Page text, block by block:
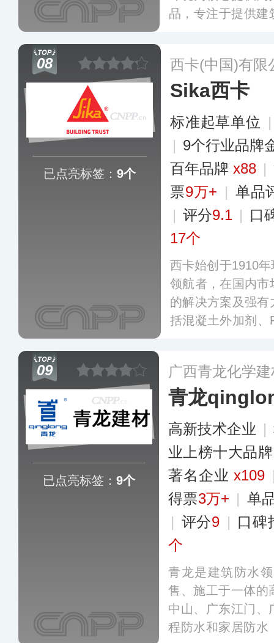
品，专注于提供建
程业务为辅，在
店。更多
08
已点亮标签： 9个
西卡(中国)有限
Sika西卡
标准起草单位
| 9个行业品牌
百年品牌x88 |
票9万+ | 单品
| 评分9.1 | 口
17个
西卡始创于1910
领航者，在国内
的解决方案及强
括混凝土外加剂、
业制造领域提供
汽车维修、交通
降噪和结构加固
供防水密封解决
提供创新设计和系
09
已点亮标签： 9个
广西青龙化学
青龙
高新技术企业 |
业上榜十大品牌
著名企业x109
得票3万+ | 单
| 评分9 | 口碑
个
青龙是建筑防水
售、施工于一体的
中山、广东江门、
程防水和家居防水